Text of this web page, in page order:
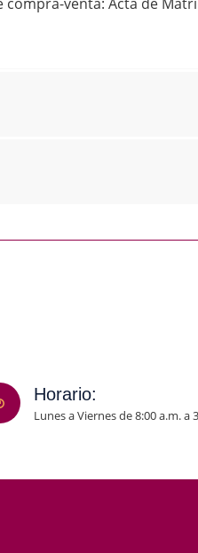
Horario:
Lunes a Viernes de 8:00 a.m. a